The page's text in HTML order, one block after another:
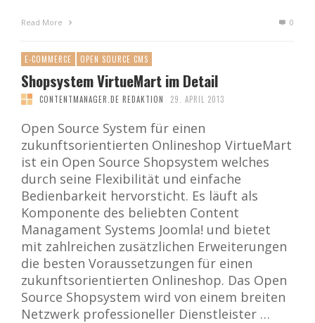
Read More 0
E-COMMERCE OPEN SOURCE CMS
Shopsystem VirtueMart im Detail
CONTENTMANAGER.DE REDAKTION 29. APRIL 2013
Open Source System für einen
zukunftsorientierten Onlineshop VirtueMart
ist ein Open Source Shopsystem welches
durch seine Flexibilität und einfache
Bedienbarkeit hervorsticht. Es läuft als
Komponente des beliebten Content
Managament Systems Joomla! und bietet
mit zahlreichen zusätzlichen Erweiterungen
die besten Voraussetzungen für einen
zukunftsorientierten Onlineshop. Das Open
Source Shopsystem wird von einem breiten
Netzwerk professioneller Dienstleister …